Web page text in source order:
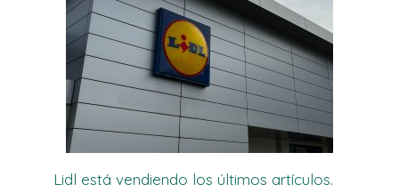
Lidl está vendiendo los últimos artículos.